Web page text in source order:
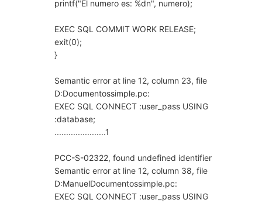
printf("El numero es: %dn", numero);
EXEC SQL COMMIT WORK RELEASE;
exit(0);
}
Semantic error at line 12, column 23, file
D:Documentossimple.pc:
EXEC SQL CONNECT :user_pass USING
:database;
......................1
PCC-S-02322, found undefined identifier
Semantic error at line 12, column 38, file
D:ManuelDocumentossimple.pc:
EXEC SQL CONNECT :user_pass USING